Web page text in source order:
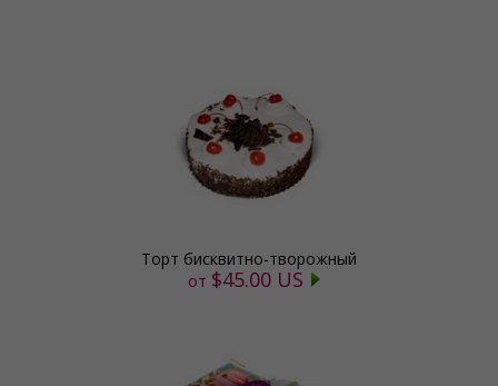
Торт бисквитно-творожный
от $45.00 US